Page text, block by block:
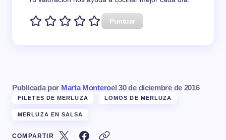
Puntuar
Publicada por Marta Monteroel 30 de diciembre de 2016
FILETES DE MERLUZA LOMOS DE MERLUZA
MERLUZA EN SALSA
COMPARTIR